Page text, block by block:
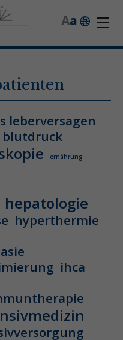
a
A
leberversagen
blutdruck
ernährung
hepatologie
hyperthermie
ihca